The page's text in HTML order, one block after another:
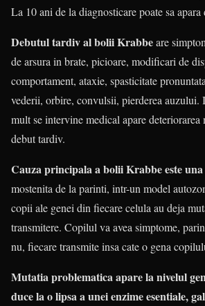
La 10 ani de la diagnosticare poate sa apara
Debutul tardiv al bolii Krabbeare
de arsura in brate, picioare, modificari de
comportament, ataxie, spasticitate
vederii, orbire, convulsii, pierderea auzului.
mult se intervine medical apare deteriorarea
debut tardiv.
Cauza principala a bolii Krabbe este una
mostenita de la parinti, intr-un model
copii ale genei din fiecare celula au deja
transmitere. Copilul va avea simptome,
nu, fiecare transmite insa cate o gena
Mutatia problematica apare la nivelul
duce la o lipsa a unei enzime esentiale,